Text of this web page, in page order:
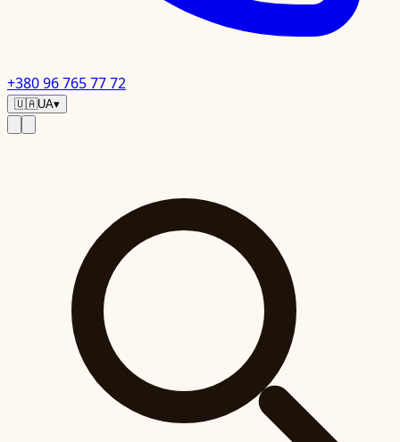
+380 96 765 77 72
🇺🇦UA▾